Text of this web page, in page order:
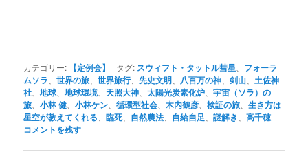
カテゴリー: 【定例会】 | タグ: スウィフト・タットル彗星
フォーラ
ムソラ 、世界の旅 、世界旅行、先史文明 八百万の神 、剣山
土佐神
社 、地球 、地球環境 天照大神 、太陽光炭素化炉 、宇宙（ソラ）の
旅 、小林 健 、小林ケン 、循環型社会 、木内鶴彦 、検証の旅 、生き方は
星空が教えてくれる 、臨死、 自然農法 自給自足 、謎解き 、高千穂 |
コメントを残す